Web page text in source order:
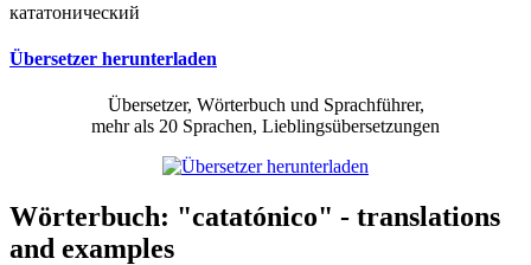
кататонический
Übersetzer herunterladen
Übersetzer, Wörterbuch und Sprachführer,
mehr als 20 Sprachen, Lieblingsübersetzungen
Wörterbuch: "catatónico" - translations
and examples